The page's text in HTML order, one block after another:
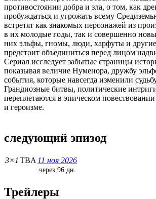
противостоянии добра и зла, о том, как
пробуждаться и угрожать всему
встретят как знакомых персонажей из
в их молодые годы, так и совершенно
них эльфы, гномы, люди, харфуты и
предстоит объединиться перед лицом
Сериал исследует забытые страницы
показывая величие Нуменора, дружбу
события, которые навсегда изменили
Грандиозные битвы, политические
переплетаются в эпическом
и героизме.
следующий эпизод
3×1 TBA 11 ноя 2026
через 96 дн.
Трейлеры